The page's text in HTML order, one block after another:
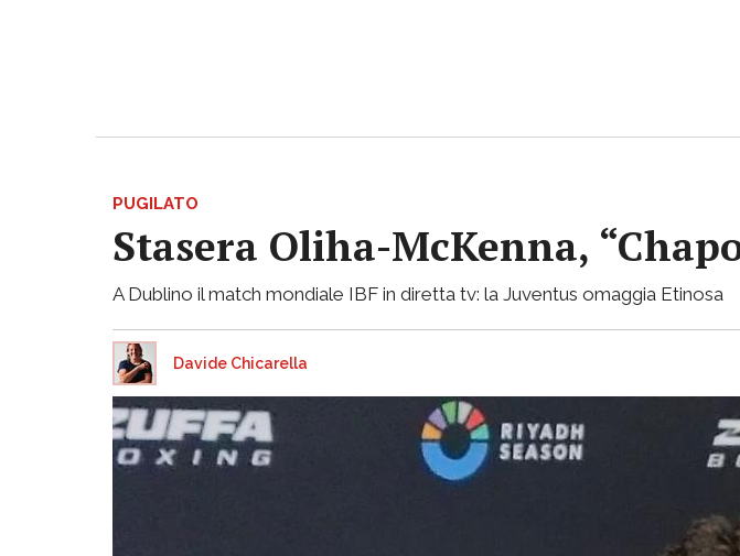
PUGILATO
Stasera Oliha-McKenna,
A Dublino il match mondiale IBF in diretta tv: la Juventus omaggia Etinosa
Davide Chicarella